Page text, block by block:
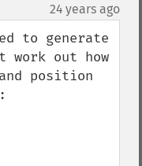
24 years ago
to generate
out how
position